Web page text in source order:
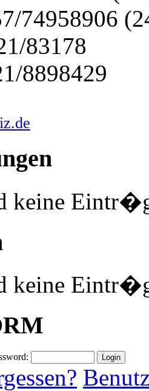
74958906
83178
8898429
keine
keine